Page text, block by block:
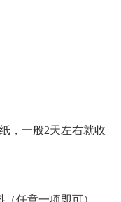
，一般2天左右就收
任意一项即可）